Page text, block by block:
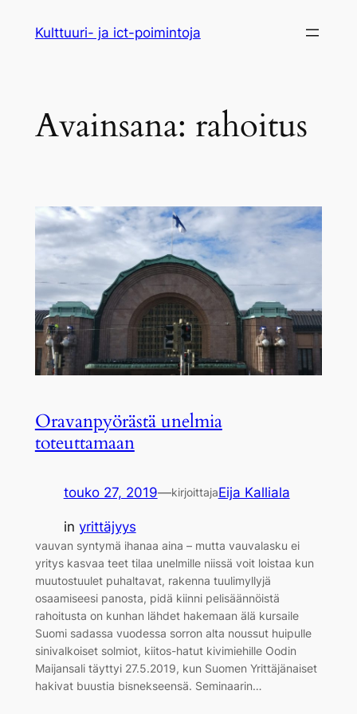
sisältöön
Kulttuuri- ja ict-poimintoja
Avainsana: rahoitus
Oravanpyörästä unelmia
toteuttamaan
touko 27, 2019—kirjoittajaEija Kalliala
in yrittäjyys
vauvan syntymä ihanaa aina – mutta vauvalasku ei
yritys kasvaa teet tilaa unelmille niissä voit loistaa kun
muutostuulet puhaltavat, rakenna tuulimyllyjä
osaamiseesi panosta, pidä kiinni pelisäännöistä
rahoitusta on kunhan lähdet hakemaan älä kursaile
Suomi sadassa vuodessa sorron alta noussut huipulle
sinivalkoiset solmiot, kiitos-hatut kivimiehille Oodin
Maijansali täyttyi 27.5.2019, kun Suomen Yrittäjänaiset
hakivat buustia bisnekseensä. Seminaarin…